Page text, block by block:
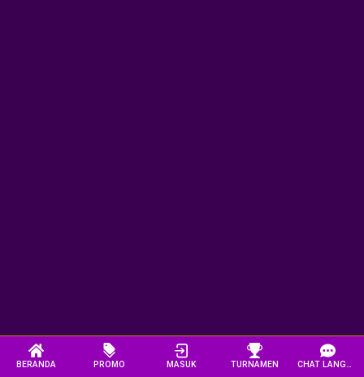
BERANDA PROMO MASUK TURNAMEN CHAT LANGSUNG